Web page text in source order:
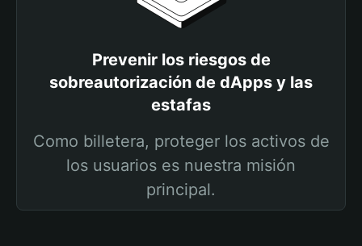
Prevenir los riesgos de
sobreautorización de dApps y las
estafas
Como billetera, proteger los activos de
los usuarios es nuestra misión
principal.